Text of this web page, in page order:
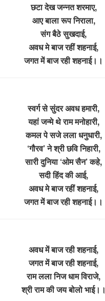
छटा देख जन्नत शरमाए,
आए बाला रूप निराला,
संग बैठे सुखदाई,
अवध मे बाज रहीं शहनाई,
जगत में बाज रही शहनाई।।
स्वर्ग से सुंदर अवध हमारी,
यहां जन्मे थे राम मनोहारी,
कमल पे सजे लला धनुधारी,
‘गौरव’ ने श्री छवि निहारी,
सारी दुनिया ‘ओम सैन’ कहे,
सदी हिंद की आई,
अवध मे बाज रहीं शहनाई,
जगत में बाज रही शहनाई।।
अवध में बाज रही शहनाई,
जगत में बाज रही शहनाई,
राम लला निज धाम विराजे,
श्री राम की जय बोलो भाई।।